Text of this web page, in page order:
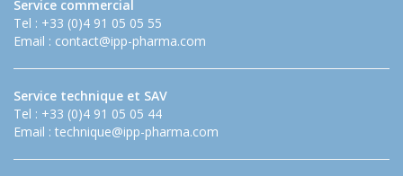
Service commercial
Tel : +33 (0)4 91 05 05 55
Email : contact@ipp-pharma.com
Service technique et SAV
Tel : +33 (0)4 91 05 05 44
Email : technique@ipp-pharma.com